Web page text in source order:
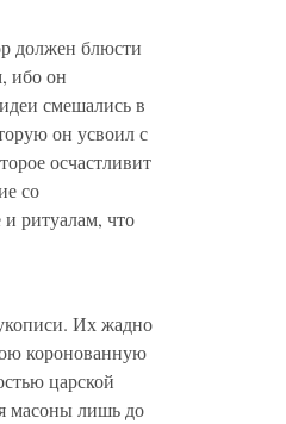
должен блюсти
ибо он
смешались в
он усвоил с
осчастливит
со
ритуалам, что
Их жадно
коронованную
царской
масоны лишь до